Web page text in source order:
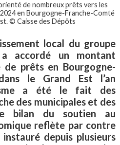
de nombreux prêts vers les
en Bourgogne-Franche-Comté
© Caisse des Dépôts
local du groupe
accordé un montant
prêts en Bourgogne-
le Grand Est l’an
a été le fait des
des municipales et des
bilan du soutien au
reflète par contre
depuis plusieurs